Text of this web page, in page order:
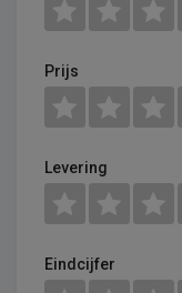
Prijs
Levering
Eindcijfer